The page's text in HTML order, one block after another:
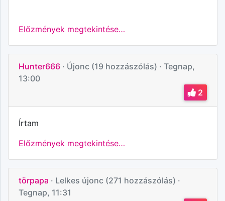
Előzmények megtekintése…
Hunter666 · Újonc (19 hozzászólás) · Tegnap,
13:00
2
Írtam
Előzmények megtekintése…
törpapa · Lelkes újonc (271 hozzászólás) ·
Tegnap, 11:31